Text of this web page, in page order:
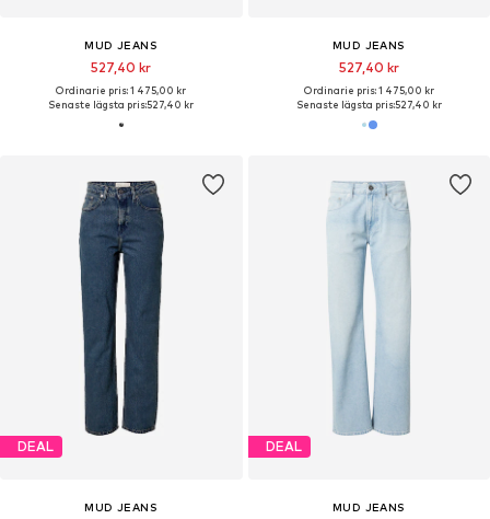
MUD JEANS
527,40 kr
Ordinarie pris: 1 475,00 kr
Senaste lägsta pris:527,40 kr
MUD JEANS
527,40 kr
Ordinarie pris: 1 475,00 kr
Senaste lägsta pris:527,40 kr
DEAL
MUD JEANS
DEAL
MUD JEANS